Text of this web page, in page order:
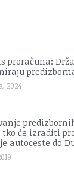
proračuna:
2024
tko će izraditi
autoceste do